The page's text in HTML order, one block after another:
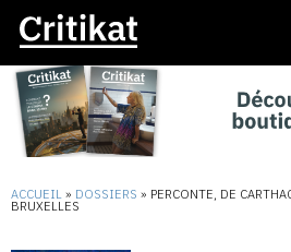
ACCUEIL » DOSSIERS » PERCONTE, DE
BRUXELLES